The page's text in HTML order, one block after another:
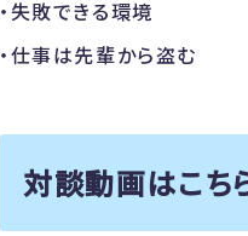
・失敗できる環境
・仕事は先輩から盗む
対談動画はこち